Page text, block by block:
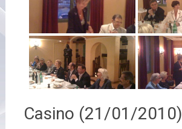
Casino (21/01/2010)